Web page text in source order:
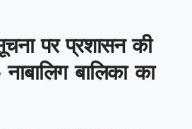
पर प्रशासन की
नाबालिग बालिका का